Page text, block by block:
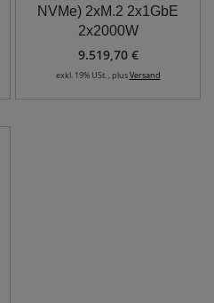
NVMe) 2xM.2 2x1GbE
2x2000W
9.519,70 €
exkl. 19% USt. , plusVersand